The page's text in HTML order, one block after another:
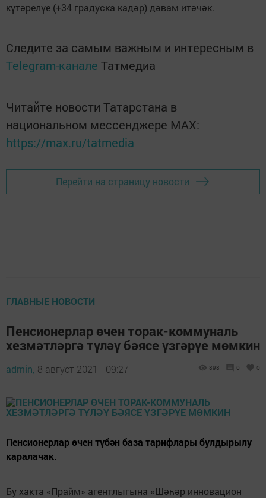
күтәрелүе (+34 градуска кадәр) дәвам итәчәк.
Следите за самым важным и интересным в
Telegram-канале Татмедиа
Читайте новости Татарстана в
национальном мессенджере MАХ:
https://max.ru/tatmedia
Перейти на страницу новости
ГЛАВНЫЕ НОВОСТИ
Пенсионерлар өчен торак-коммуналь
хезмәтләргә түләү бәясе үзгәрүе мөмкин
admin, 8 август 2021 - 09:27 898 0 0
Пенсионерлар өчен түбән база тарифлары булдырылу
каралачак.
Бу хакта «Прайм» агентлыгына «Шәһәр инновацион